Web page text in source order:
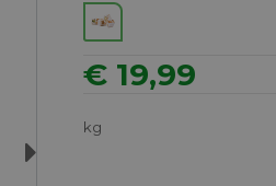
Next
€ 19,99
kg